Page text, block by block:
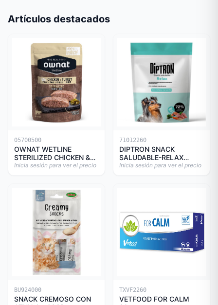
Artículos destacados
05700500
OWNAT WETLINE
STERILIZED CHICKEN &
TURKEY CAT 85gr
Inicia sesión para ver el precio
71012260
DIPTRON SNACK
SALUDABLE-RELAX
150GR
Inicia sesión para ver el precio
BU924000
SNACK CREMOSO CON
TXVF2260
VETFOOD FOR CALM